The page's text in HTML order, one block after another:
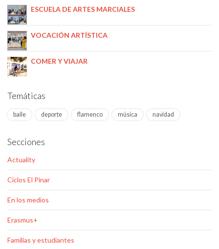
ESCUELA DE ARTES MARCIALES
VOCACIÓN ARTÍSTICA
COMER Y VIAJAR
Temáticas
baile deporte flamenco música navidad
Secciones
Actuality
Ciclos El Pinar
En los medios
Erasmus+
Familias y estudiantes